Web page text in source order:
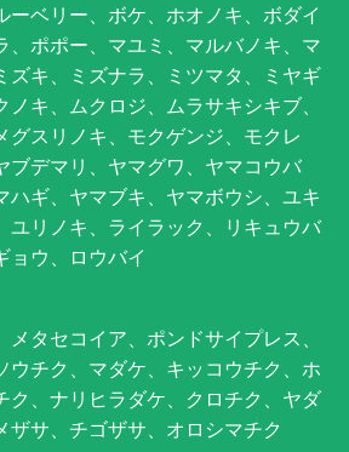
ーベリー、ボケ、ホオノキ、ボダイ
、ポポー、マユミ、マルバノキ、マ
ズキ、ミズナラ、ミツマタ、ミヤギ
キ、ムクロジ、ムラサキシキブ、
グスリノキ、モクゲンジ、モクレ
ブデマリ、ヤマグワ、ヤマコウバ
ハギ、ヤマブキ、ヤマボウシ、ユキ
ユリノキ、ライラック、リキュウバ
ョウ、ロウバイ
タセコイア、ポンドサイプレス、
ウチク、マダケ、キッコウチク、ホ
ク、ナリヒラダケ、クロチク、ヤダ
ザサ、チゴザサ、オロシマチク